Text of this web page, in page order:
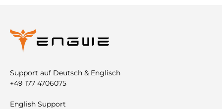
Support auf Deutsch & Englisch
+49 177 4706075
English Support